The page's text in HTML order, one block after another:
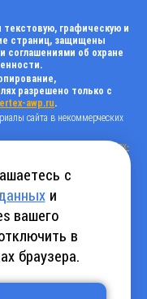
текстовую, графическую и
страниц, защищены
соглашениями об охране
разрешено только с
awp.ru.
сайта в некоммерческих
в виде: «источник
vertex-
и любые другие
оставаться в неизменном
сайтаvertex-awp.ru
на главной странице вашего
только следующую
адреса офисов,
с
и
вашего
в
браузера.